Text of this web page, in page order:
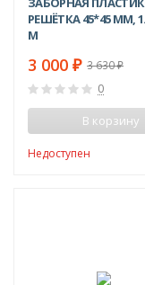
РЕШЁТКА 45*45 ММ,
М
3 000 ₽ 3 630₽
0
В корзину
Недоступен